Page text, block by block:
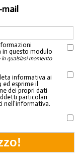
mail
questo modulo
qualsiasi momento
informativa ai
esprime il
dei propri dati
particolari
nell'informativa.